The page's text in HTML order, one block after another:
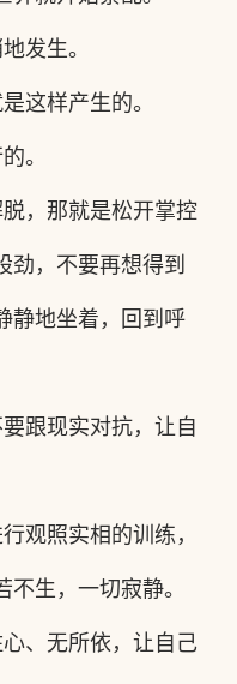
发生。
这样产生的。
。
，那就是松开掌控
劲，不要再想得到
静地坐着，回到呼
跟现实对抗，让自
观照实相 的训练，
不生， 一切寂静。
心、无所依，让自己